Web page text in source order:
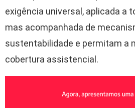
exigência universal, aplicada a
mas acompanhada de
sustentabilidade e permitam a
cobertura assistencial.